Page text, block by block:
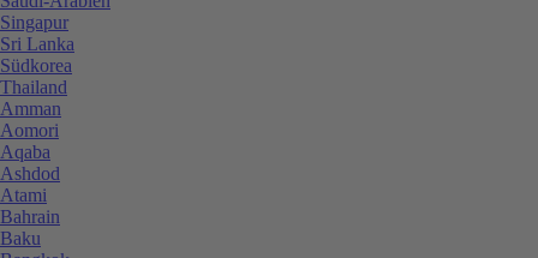
Singapur
Sri Lanka
Südkorea
Thailand
Amman
Aomori
Aqaba
Ashdod
Atami
Bahrain
Baku